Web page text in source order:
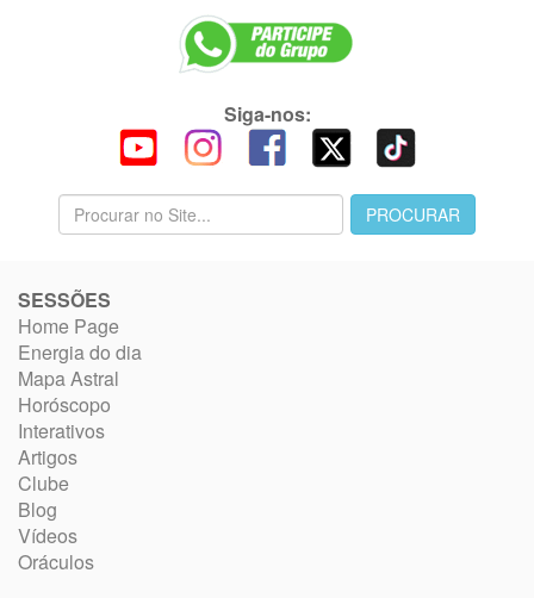
Siga-nos:
SESSÕES
Home Page
Energia do dia
Mapa Astral
Horóscopo
Interativos
Artigos
Clube
Blog
Vídeos
Oráculos